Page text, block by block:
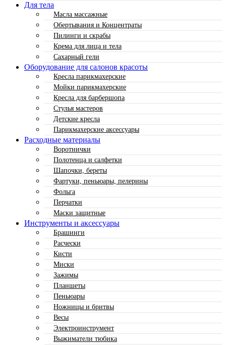
Для тела
Масла массажные
Обертывания и Концентраты
Пилинги и скрабы
Крема для лица и тела
Сахарный гели
Оборудование для салонов красоты
Кресла парикмахерские
Мойки парикмахерские
Кресла для барбершопа
Стулья мастеров
Детские кресла
Парикмахерские аксессуары
Расходные материалы
Воротнички
Полотенца и салфетки
Шапочки, береты
Фартуки, пеньюары, пелерины
Фольга
Перчатки
Маски защитные
Инструменты и аксессуары
Брашинги
Расчески
Кисти
Миски
Зажимы
Планшеты
Пеньюары
Ножницы и бритвы
Весы
Электроинструмент
Выжиматели тюбика